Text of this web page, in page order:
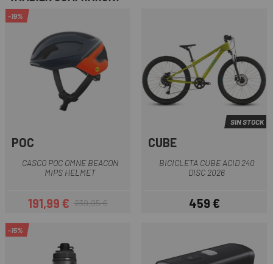
-19%
POC
CASCO POC OMNE BEACON
MIPS HELMET
Precio
191,99 €Precio regular
239,95 €
SIN STOCK
CUBE
BICICLETA CUBE ACID 240
DISC 2026
Precio
459 €
-15%